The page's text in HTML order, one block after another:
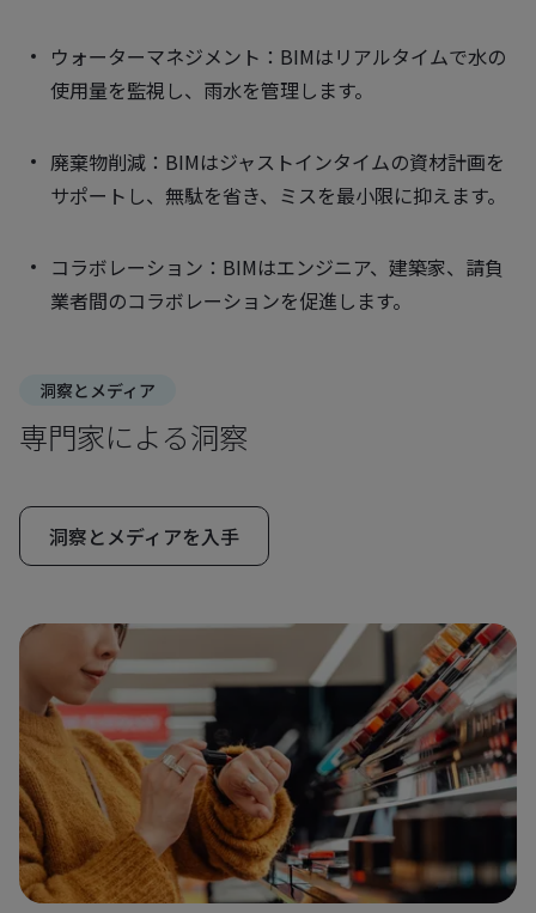
ウォーターマネジメント：BIMはリアルタイムで水の
使用量を監視し、雨水を管理します。
廃棄物削減：BIMはジャストインタイムの資材計画を
サポートし、無駄を省き、ミスを最小限に抑えます。
コラボレーション：BIMはエンジニア、建築家、請負
業者間のコラボレーションを促進します。
洞察とメディア
専門家による洞察
洞察とメディアを入手